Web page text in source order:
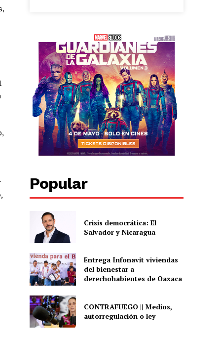
Popular
Crisis democrática: El
Salvador y Nicaragua
Entrega Infonavit viviendas
del bienestar a
derechohabientes de Oaxaca
CONTRAFUEGO || Medios,
autorregulación o ley